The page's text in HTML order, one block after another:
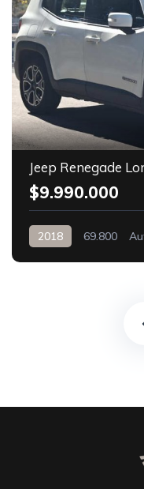
Jeep Renegade
$9.990.000
2018 69.800